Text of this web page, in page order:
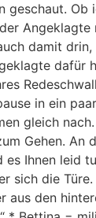
geschaut. Ob
Angeklagte
damit
dafür
in ein
gleich
Gehen. An
Ihnen leid
sich die
aus den